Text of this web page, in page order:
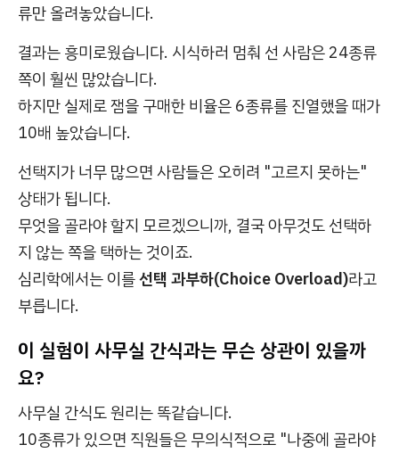
류만 올려놓았습니다.
결과는 흥미로웠습니다. 시식하러 멈춰 선 사람은 24종류
쪽이 훨씬 많았습니다.
하지만 실제로 잼을 구매한 비율은 6종류를 진열했을 때가
10배 높았습니다.
선택지가 너무 많으면 사람들은 오히려 "고르지 못하는"
상태가 됩니다.
무엇을 골라야 할지 모르겠으니까, 결국 아무것도 선택하
지 않는 쪽을 택하는 것이죠.
심리학에서는 이를선택 과부하(Choice Overload)라고
부릅니다.
이 실험이 사무실 간식과는 무슨 상관이 있을까
요?
사무실 간식도 원리는 똑같습니다.
10종류가 있으면 직원들은 무의식적으로 "나중에 골라야